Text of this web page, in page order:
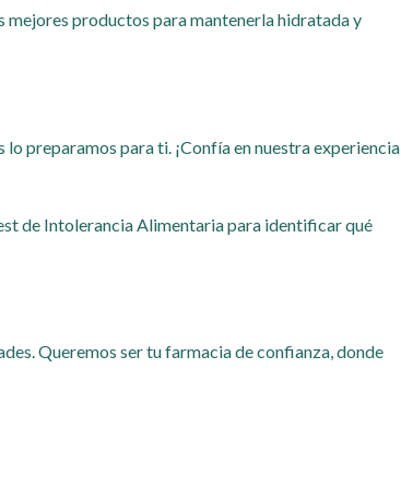
mejores productos para mantenerla hidratada y
preparamos para ti. ¡Confía en nuestra experiencia
de Intolerancia Alimentaria para identificar qué
Queremos ser tu farmacia de confianza, donde